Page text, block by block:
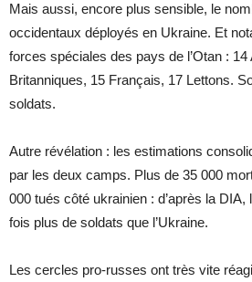
Mais aussi, encore plus sensible, le
occidentaux déployés en Ukraine. Et
forces spéciales des pays de l’Otan :
Britanniques, 15 Français, 17 Lettons.
soldats.
Autre révélation : les estimations
par les deux camps. Plus de 35 000
000 tués côté ukrainien : d’après la
fois plus de soldats que l’Ukraine.
Les cercles pro-russes ont très vite